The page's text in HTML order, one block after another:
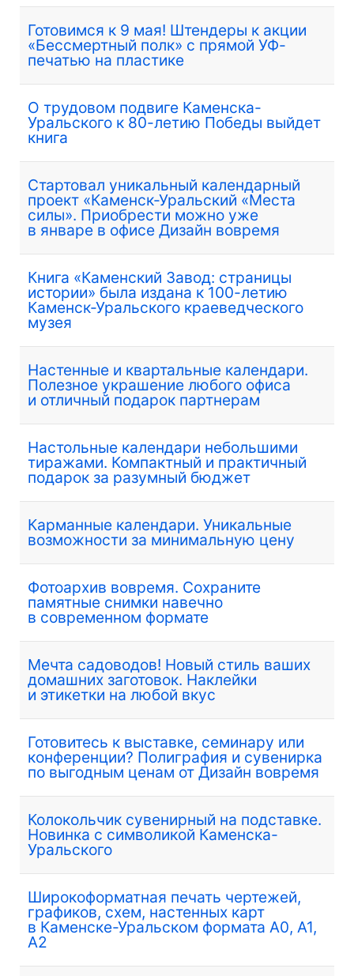
Готовимся к 9 мая! Штендеры к акции
«Бессмертный полк» с прямой УФ-
печатью на пластике
О трудовом подвиге Каменска-
Уральского к 80-летию Победы выйдет
книга
Стартовал уникальный календарный
проект «Каменск-Уральский «Места
силы». Приобрести можно уже
в январе в офисе Дизайн вовремя
Книга «Каменский Завод: страницы
истории» была издана к 100-летию
Каменск-Уральского краеведческого
музея
Настенные и квартальные календари.
Полезное украшение любого офиса
и отличный подарок партнерам
Настольные календари небольшими
тиражами. Компактный и практичный
подарок за разумный бюджет
Карманные календари. Уникальные
возможности за минимальную цену
Фотоархив вовремя. Сохраните
памятные снимки навечно
в современном формате
Мечта садоводов! Новый стиль ваших
домашних заготовок. Наклейки
и этикетки на любой вкус
Готовитесь к выставке, семинару или
конференции? Полиграфия и сувенирка
по выгодным ценам от Дизайн вовремя
Колокольчик сувенирный на подставке.
Новинка с символикой Каменска-
Уральского
Широкоформатная печать чертежей,
графиков, схем, настенных карт
в Каменске-Уральском формата А0, А1,
А2